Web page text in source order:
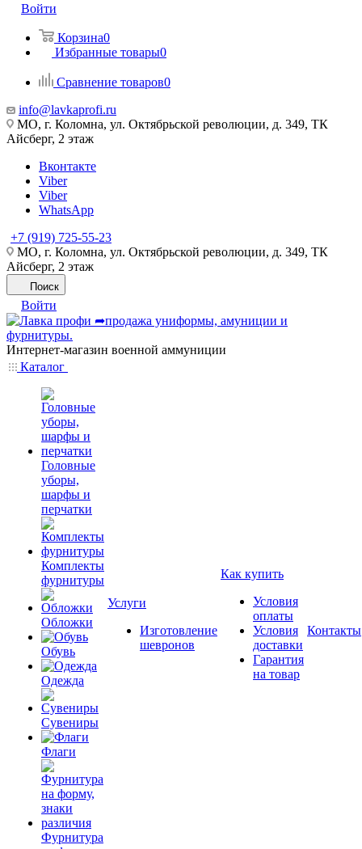
Войти
Корзина0
Избранные товары0
Сравнение товаров0
info@lavkaprofi.ru
МО, г. Коломна, ул. Октябрьской революции, д. 349, ТК
Айсберг, 2 этаж
Вконтакте
Viber
Viber
WhatsApp
+7 (919) 725-55-23
МО, г. Коломна, ул. Октябрьской революции, д. 349, ТК
Айсберг, 2 этаж
Поиск
Войти
Интернет-магазин военной аммуниции
Каталог
Головные
уборы,
шарфы и
перчатки
Комплекты
фурнитуры
Обложки
Обувь
Одежда
Сувениры
Флаги
Фурнитура
Услуги
Изготовление
шевронов
Как купить
Условия
оплаты
Условия
доставки
Гарантия
на товар
Контакты